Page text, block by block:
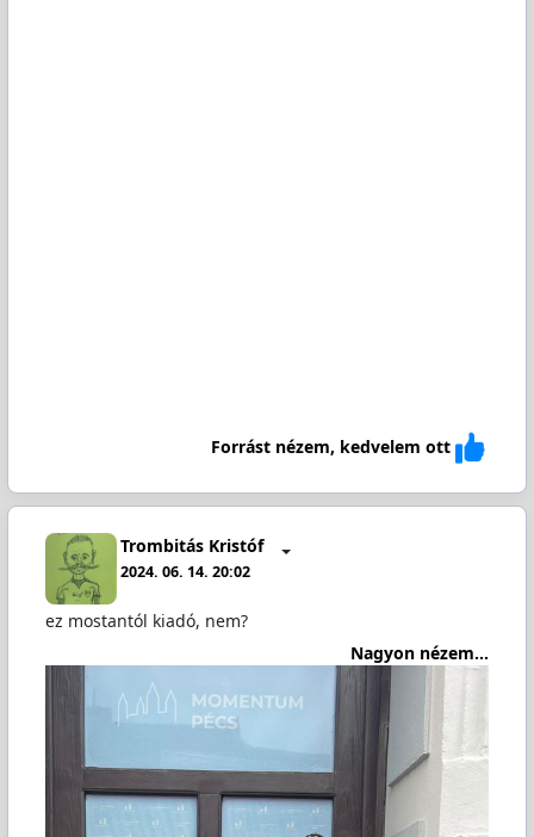
Forrást nézem, kedvelem ott
Trombitás Kristóf
2024. 06. 14. 20:02
ez mostantól kiadó, nem?
Nagyon nézem...